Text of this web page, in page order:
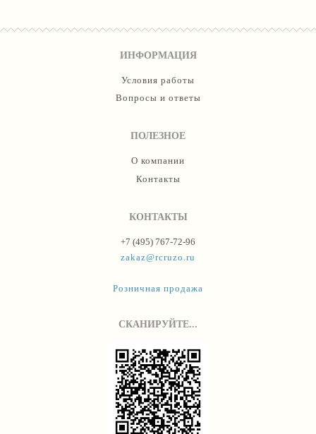
ИНФОРМАЦИЯ
Условия работы
Вопросы и ответы
ПОЛЕЗНОЕ
О компании
Контакты
КОНТАКТЫ
+7 (495) 767-72-96
zakaz@rcruzo.ru
Розничная продажа
СКАНИРУЙТЕ...